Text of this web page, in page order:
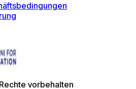
vorbehalten